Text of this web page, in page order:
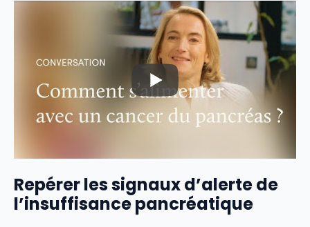
Repérer les signaux d’alerte de
l’insuffisance pancréatique